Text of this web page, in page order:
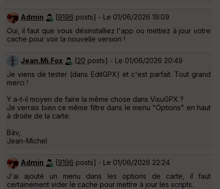
Admin [9196 posts] - Le 01/06/2026 19:09
Oui, il faut que vous désinstalliez l'app ou mettiez à jour votre
cache pour voir la nouvelle version !
Jean.Mi.Fox [20 posts] - Le 01/06/2026 20:49
Je viens de tester (dans EditGPX) et c'est parfait. Tout grand
merci !
Y a-t-il moyen de faire la même chose dans VisuGPX ?
Je verrais bien ce même filtre dans le menu "Options" en haut
à droite de la carte.
Bàv,
Jean-Michel
Admin [9196 posts] - Le 01/06/2026 22:24
J'ai ajouté un menu dans les options de carte, il faut
certainement vider le cache pour mettre à jour les scripts.